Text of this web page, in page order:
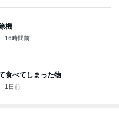
機
16時間前
食べてしまった物
1日前